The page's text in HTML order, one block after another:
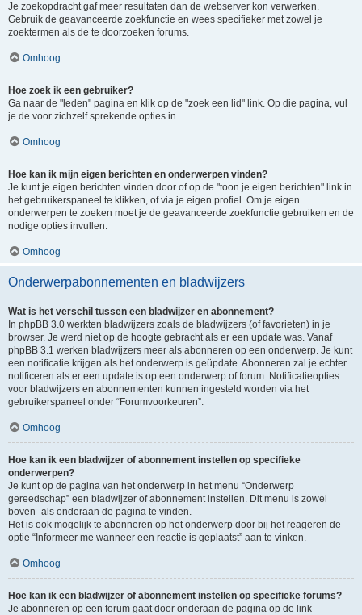
Je zoekopdracht gaf meer resultaten dan de webserver kon verwerken.
Gebruik de geavanceerde zoekfunctie en wees specifieker met zowel je
zoektermen als de te doorzoeken forums.
Omhoog
Hoe zoek ik een gebruiker?
Ga naar de "leden" pagina en klik op de "zoek een lid" link. Op die pagina, vul
je de voor zichzelf sprekende opties in.
Omhoog
Hoe kan ik mijn eigen berichten en onderwerpen vinden?
Je kunt je eigen berichten vinden door of op de "toon je eigen berichten" link in
het gebruikerspaneel te klikken, of via je eigen profiel. Om je eigen
onderwerpen te zoeken moet je de geavanceerde zoekfunctie gebruiken en de
nodige opties invullen.
Omhoog
Onderwerpabonnementen en bladwijzers
Wat is het verschil tussen een bladwijzer en abonnement?
In phpBB 3.0 werkten bladwijzers zoals de bladwijzers (of favorieten) in je
browser. Je werd niet op de hoogte gebracht als er een update was. Vanaf
phpBB 3.1 werken bladwijzers meer als abonneren op een onderwerp. Je kunt
een notificatie krijgen als het onderwerp is geüpdate. Abonneren zal je echter
notificeren als er een update is op een onderwerp of forum. Notificatieopties
voor bladwijzers en abonnementen kunnen ingesteld worden via het
gebruikerspaneel onder “Forumvoorkeuren”.
Omhoog
Hoe kan ik een bladwijzer of abonnement instellen op specifieke
onderwerpen?
Je kunt op de pagina van het onderwerp in het menu “Onderwerp
gereedschap” een bladwijzer of abonnement instellen. Dit menu is zowel
boven- als onderaan de pagina te vinden.
Het is ook mogelijk te abonneren op het onderwerp door bij het reageren de
optie “Informeer me wanneer een reactie is geplaatst” aan te vinken.
Omhoog
Hoe kan ik een bladwijzer of abonnement instellen op specifieke forums?
Je abonneren op een forum gaat door onderaan de pagina op de link